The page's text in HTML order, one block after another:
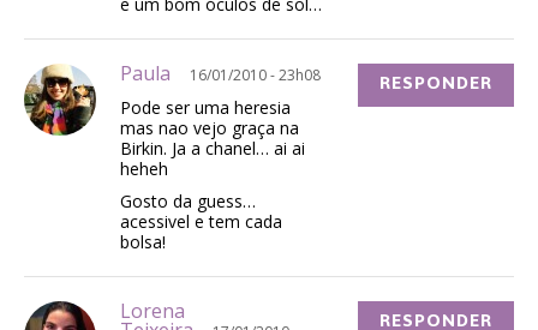
Paula 16/01/2010 - 23h08
Pode ser uma heresia
mas nao vejo graça na
Birkin. Ja a chanel… ai ai
heheh
Gosto da guess…
acessivel e tem cada
bolsa!
RESPONDER
Lorena RESPONDER